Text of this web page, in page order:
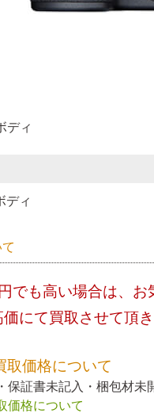
ディ
ディ
でも高い場合は、お
にて買取させて頂き
取価格について
保証書未記入・梱包材未
価格について